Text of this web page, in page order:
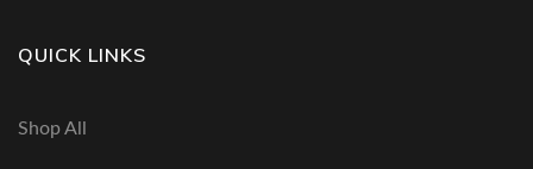
QUICK LINKS
Shop All